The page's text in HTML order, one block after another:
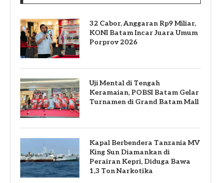
32 Cabor, Anggaran Rp9 Miliar,
KONI Batam Incar Juara Umum
Porprov 2026
Uji Mental di Tengah
Keramaian, POBSI Batam Gelar
Turnamen di Grand Batam Mall
Kapal Berbendera Tanzania MV
King Sun Diamankan di
Perairan Kepri, Diduga Bawa
1,3 Ton Narkotika